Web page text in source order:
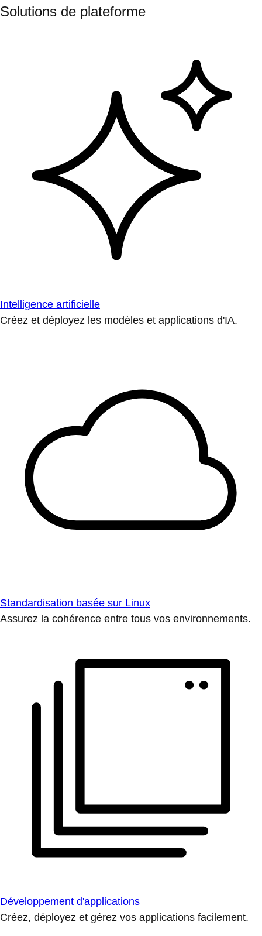
Solutions de plateforme
Intelligence artificielle
Créez et déployez les modèles et applications d'IA.
Standardisation basée sur Linux
Assurez la cohérence entre tous vos environnements.
Développement d'applications
Créez, déployez et gérez vos applications facilement.